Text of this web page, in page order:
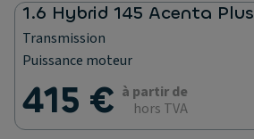
1.6 Hybrid 145 Acenta Plus
Transmission
Puissance moteur
415 € à partir de
hors TVA